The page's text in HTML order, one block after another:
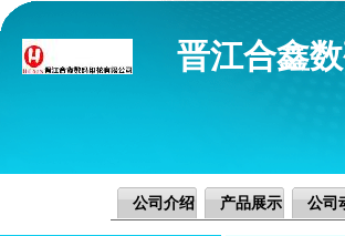
晋江合鑫
公司介绍 产品展示 公司